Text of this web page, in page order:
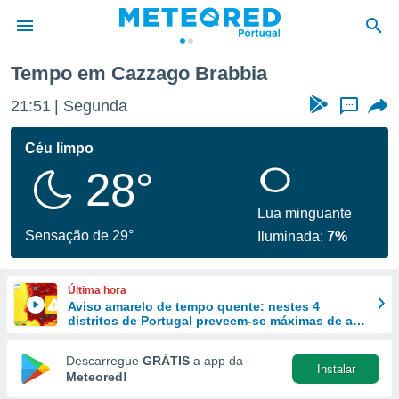
da
foi
fornecidas
a este
das
e
forma
digital
Tempo em Cazzago Brabbia
21:51 Segunda ...
Céu limpo
28°
Sensação de 29°
Lua minguante
Iluminada:7%
Última hora
Aviso amarelo de tempo quente: nestes 4
distritos de Portugal preveem-se máximas de até
Descarregue GRÁTIS a app da
Meteored!
Instalar